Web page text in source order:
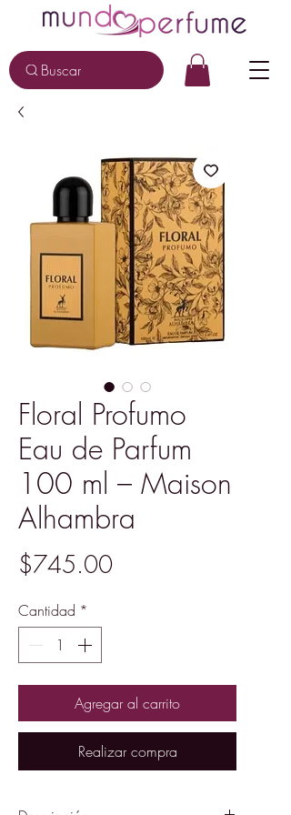
Buscar
Floral Profumo
Eau de Parfum
100 ml – Maison
Alhambra
$745.00Precio
Cantidad *
Agregar al carrito
Realizar compra